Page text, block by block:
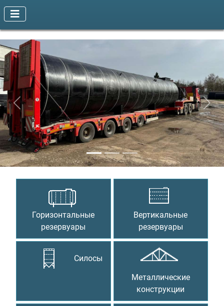
Предыдущий
Горизонтальные
резервуары
Вертикальные
резервуары
Силосы
Металлические
конструкции